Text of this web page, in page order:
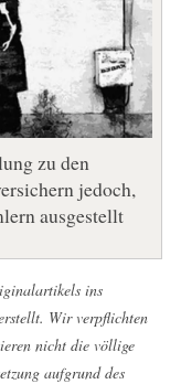
zu den
jedoch,
ausgestellt
ins
Wir verpflichten
nicht die völlige
aufgrund des